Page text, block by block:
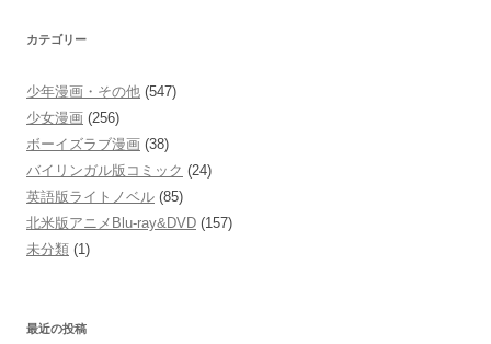
カテゴリー
少年漫画・その他 (547)
少女漫画 (256)
ボーイズラブ漫画 (38)
バイリンガル版コミック (24)
英語版ライトノベル (85)
北米版アニメBlu-ray&DVD (157)
未分類 (1)
最近の投稿